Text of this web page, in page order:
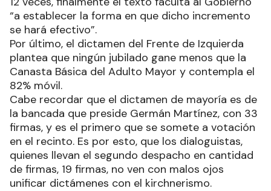
“a establecer la forma en que dicho incremento
se hará efectivo”.
Por último, el dictamen del Frente de Izquierda
plantea que ningún jubilado gane menos que la
Canasta Básica del Adulto Mayor y contempla el
82% móvil.
Cabe recordar que el dictamen de mayoría es de
la bancada que preside Germán Martínez, con 33
firmas, y es el primero que se somete a votación
en el recinto. Es por esto, que los dialoguistas,
quienes llevan el segundo despacho en cantidad
de firmas, 19 firmas, no ven con malos ojos
unificar dictámenes con el kirchnerismo.